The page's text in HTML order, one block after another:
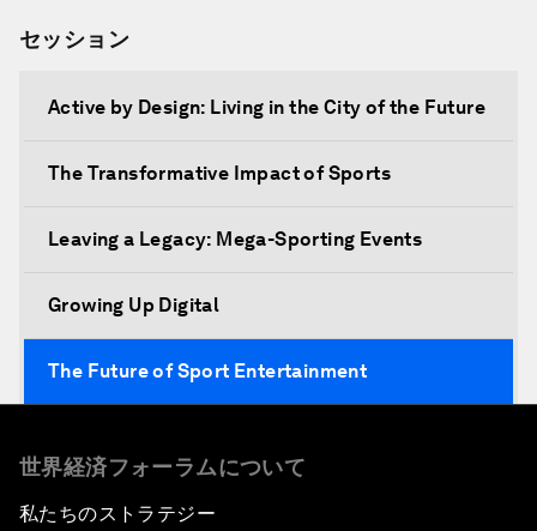
セッション
Active by Design: Living in the City of the Future
The Transformative Impact of Sports
Leaving a Legacy: Mega-Sporting Events
Growing Up Digital
The Future of Sport Entertainment
世界経済フォーラムについて
私たちのストラテジー